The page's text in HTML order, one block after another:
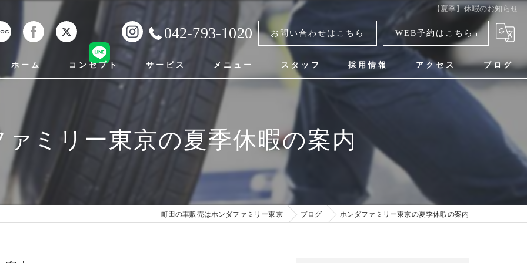
【夏季】休暇のお知らせ
042-793-1020 お問い合わせはこちら WEB予約はこちら
ホーム コンセプト
町田の車販売･ホンダファミリー東京の口コミ情報
町田の車販売･ホンダファミリー東京の評判
町田の車販売･ホンダファミリー東京のお客様の声
サービス メニュー スタッフ 採用情報 アクセス
ホンダファミリー東京
ブログ
ミリー東京の夏季休暇の案内
町田の車販売はホンダファミリー東京 ブログ ホンダファミリー東京の夏季休暇の案内